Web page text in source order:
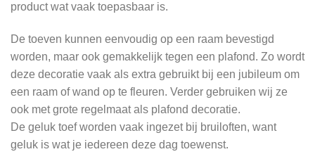
product wat vaak toepasbaar is.
De toeven kunnen eenvoudig op een raam bevestigd
worden, maar ook gemakkelijk tegen een plafond. Zo wordt
deze decoratie vaak als extra gebruikt bij een jubileum om
een raam of wand op te fleuren. Verder gebruiken wij ze
ook met grote regelmaat als plafond decoratie.
De geluk toef worden vaak ingezet bij bruiloften, want
geluk is wat je iedereen deze dag toewenst.